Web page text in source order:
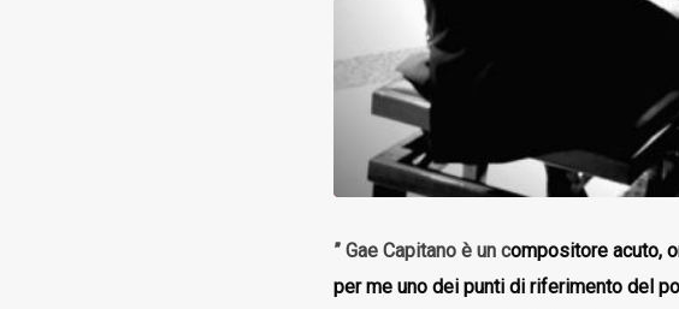
” Gae Capitano è un compositore acuto,
per me uno dei punti di riferimento del